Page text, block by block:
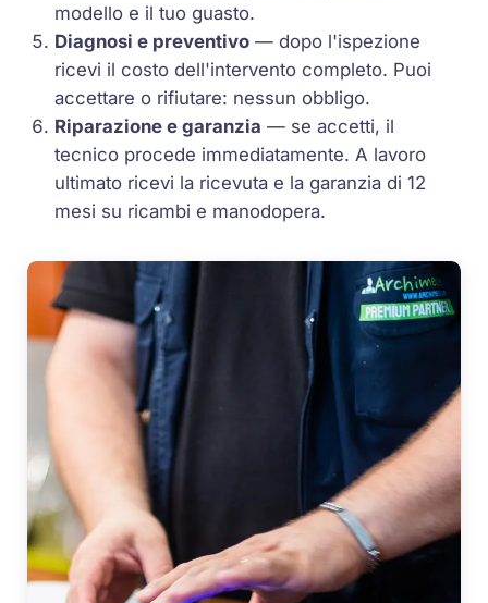
modello e il tuo guasto.
Diagnosi e preventivo — dopo l'ispezione
ricevi il costo dell'intervento completo. Puoi
accettare o rifiutare: nessun obbligo.
Riparazione e garanzia — se accetti, il
tecnico procede immediatamente. A lavoro
ultimato ricevi la ricevuta e la garanzia di 12
mesi su ricambi e manodopera.